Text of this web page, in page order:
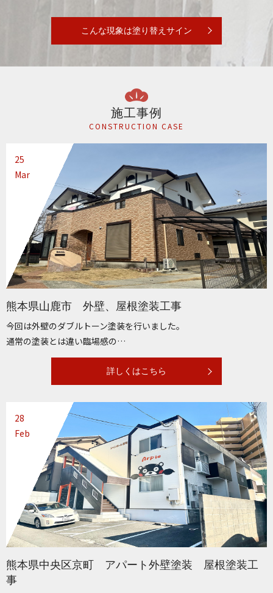
こんな現象は塗り替えサイン
施工事例
CONSTRUCTION CASE
25
Mar
熊本県山鹿市 外壁、屋根塗装工事
今回は外壁のダブルトーン塗装を行いました。
通常の塗装とは違い臨場感の…
詳しくはこちら
28
Feb
熊本県中央区京町 アパート外壁塗装 屋根塗装工
事